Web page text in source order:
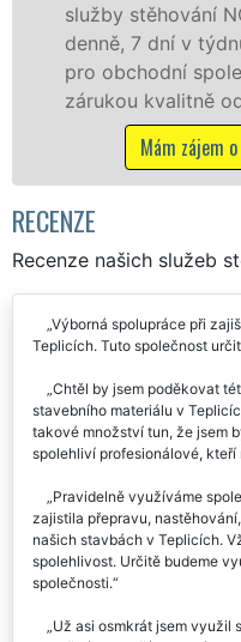
služby
celém
franchisové
Nabízíme
včetně
Mám
RECENZE
Recenze našich služeb
Výborná spolupráce při
Chtěl by jsem poděkovat
stavebního materiálu v
takové množství tun, že jsem
Pravidelně využíváme
zajistila přepravu,
našich stavbách v Teplicích.
spolehlivost. Určitě budeme